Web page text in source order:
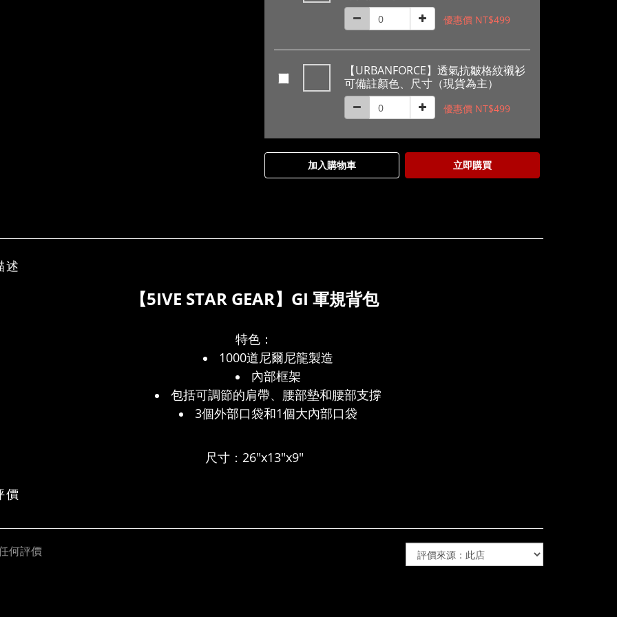
優惠價 NT$499
【URBANFORCE】透氣抗皺格紋襯衫
可備註顏色、尺寸（現貨為主）
優惠價 NT$499
加入購物車 立即購買
述
【5IVE STAR GEAR】GI 軍規背包
特色：
1000道尼爾尼龍製造
內部框架
包括可調節的肩帶、腰部墊和腰部支撐
3個外部口袋和1個大內部口袋
尺寸：26"x13"x9"
價
何評價